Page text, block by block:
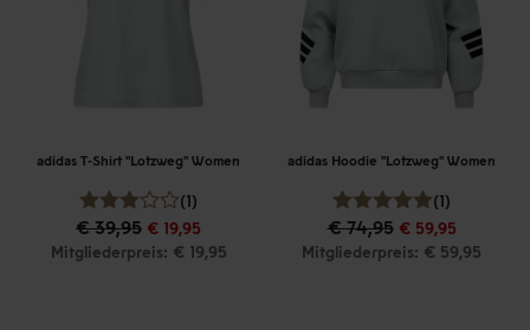
adidas T-Shirt "Lotzweg" Women
(1)
€ 39,95 € 19,95
Mitgliederpreis: € 19,95
adidas Hoodie "Lotzweg" Women
(1)
€ 74,95 € 59,95
Mitgliederpreis: € 59,95